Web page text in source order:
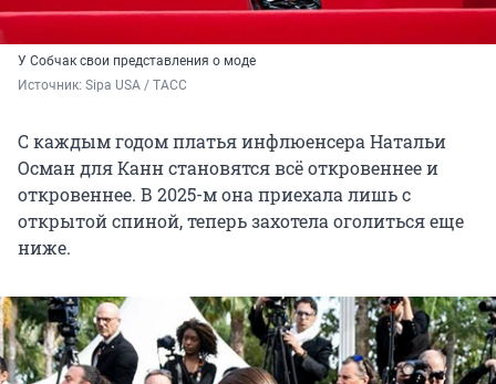
У Собчак свои представления о моде
Источник: Sipa USA / ТАСС
С каждым годом платья инфлюенсера Натальи
Осман для Канн становятся всё откровеннее и
откровеннее. В 2025-м она приехала лишь с
открытой спиной, теперь захотела оголиться еще
ниже.